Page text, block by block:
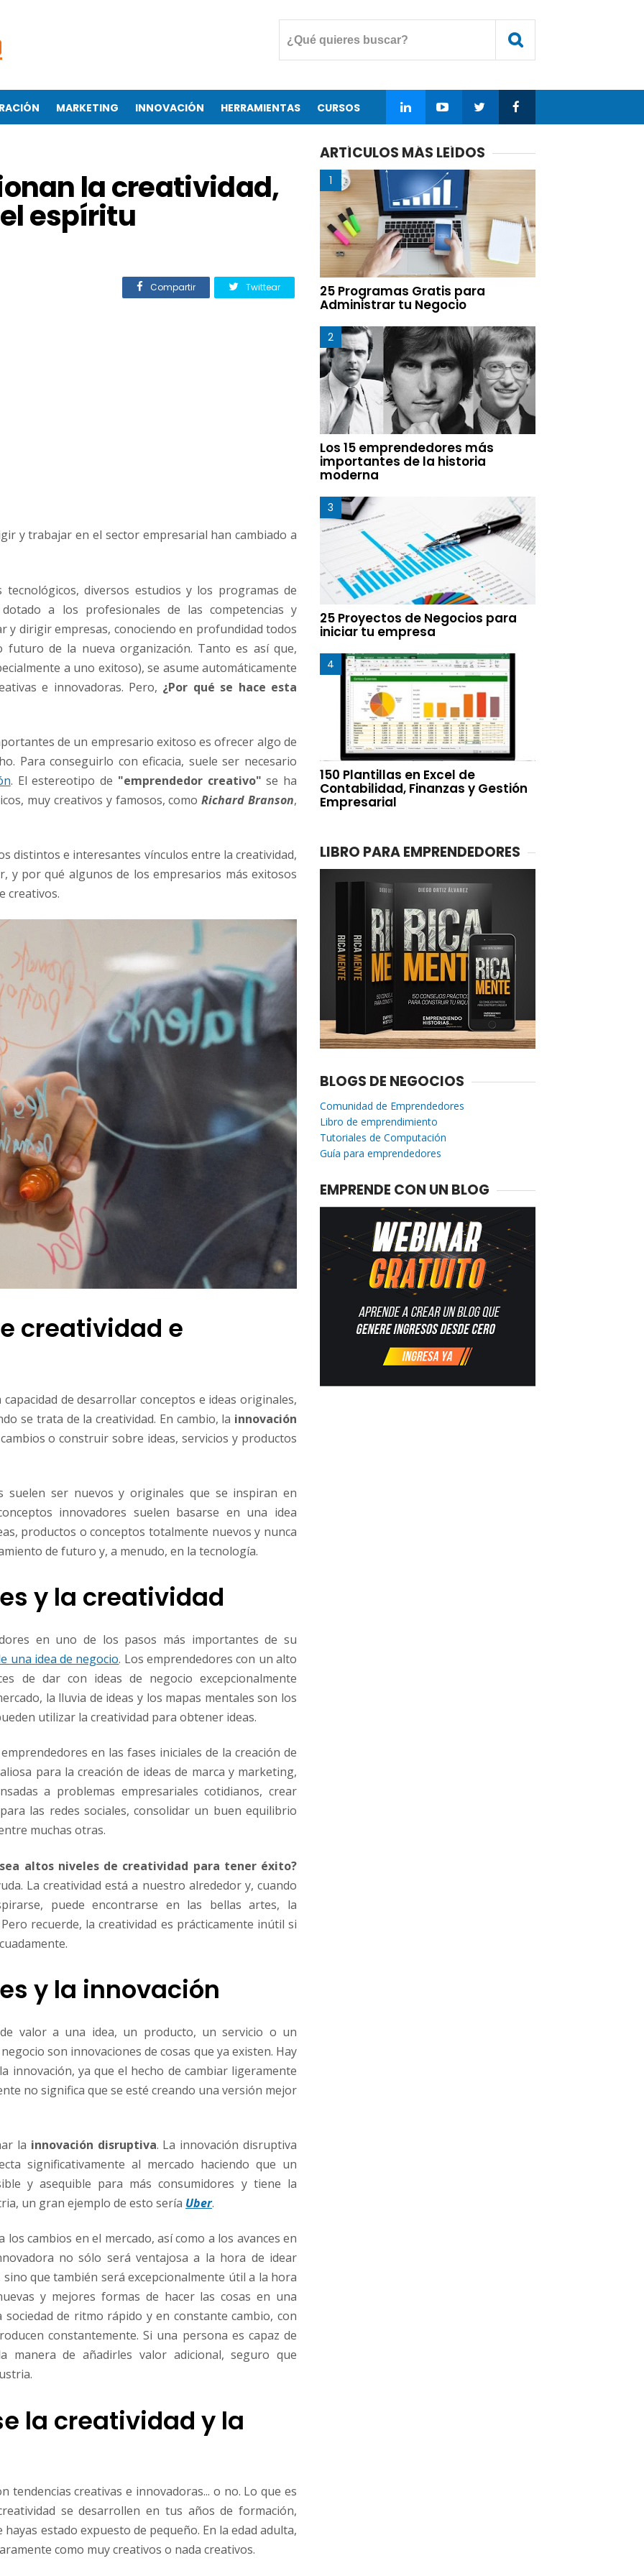
MARKETING INNOVACIÓN HERRAMIENTAS CURSOS
la creatividad,
espíritu
Compartir Twittear
y trabajar en el sector empresarial han cambiado a
tecnológicos, diversos estudios y los programas de
a los profesionales de las competencias y
y dirigir empresas, conociendo en profundidad todos
de la nueva organización. Tanto es así que,
a uno exitoso), se asume automáticamente
e innovadoras. Pero, ¿Por qué se hace esta
de un empresario exitoso es ofrecer algo de
Para conseguirlo con eficacia, suele ser necesario
. El estereotipo de "emprendedor creativo" se ha
muy creativos y famosos, comoRichard Branson,
distintos e interesantes vínculos entre la creatividad,
y por qué algunos de los empresarios más exitosos
creativos.
creatividad e
de desarrollar conceptos e ideas originales,
se trata de la creatividad. En cambio, la innovación
o construir sobre ideas, servicios y productos
suelen ser nuevos y originales que se inspiran en
innovadores suelen basarse en una idea
productos o conceptos totalmente nuevos y nunca
de futuro y, a menudo, en la tecnología.
y la creatividad
en uno de los pasos más importantes de su
una idea de negocio. Los emprendedores con un alto
de dar con ideas de negocio excepcionalmente
la lluvia de ideas y los mapas mentales son los
utilizar la creatividad para obtener ideas.
en las fases iniciales de la creación de
para la creación de ideas de marca y marketing,
a problemas empresariales cotidianos, crear
las redes sociales, consolidar un buen equilibrio
muchas otras.
altos niveles de creatividad para tener éxito?
La creatividad está a nuestro alrededor y, cuando
puede encontrarse en las bellas artes, la
recuerde, la creatividad es prácticamente inútil si
y la innovación
valor a una idea, un producto, un servicio o un
son innovaciones de cosas que ya existen. Hay
innovación, ya que el hecho de cambiar ligeramente
no significa que se esté creando una versión mejor
la innovación disruptiva. La innovación disruptiva
significativamente al mercado haciendo que un
y asequible para más consumidores y tiene la
un gran ejemplo de esto sería Uber.
cambios en el mercado, así como a los avances en
no sólo será ventajosa a la hora de idear
que también será excepcionalmente útil a la hora
y mejores formas de hacer las cosas en una
de ritmo rápido y en constante cambio, con
constantemente. Si una persona es capaz de
manera de añadirles valor adicional, seguro que
la creatividad y la
tendencias creativas e innovadoras... o no. Lo que es
se desarrollen en tus años de formación,
estado expuesto de pequeño. En la edad adulta,
como muy creativos o nada creativos.
ARTÍCULOS MÁS LEÍDOS
25 Programas Gratis para
Administrar tu Negocio
Los 15 emprendedores más
importantes de la historia
moderna
25 Proyectos de Negocios para
iniciar tu empresa
150 Plantillas en Excel de
Contabilidad, Finanzas y Gestión
Empresarial
LIBRO PARA EMPRENDEDORES
BLOGS DE NEGOCIOS
Comunidad de Emprendedores
Libro de emprendimiento
Tutoriales de Computación
Guía para emprendedores
EMPRENDE CON UN BLOG